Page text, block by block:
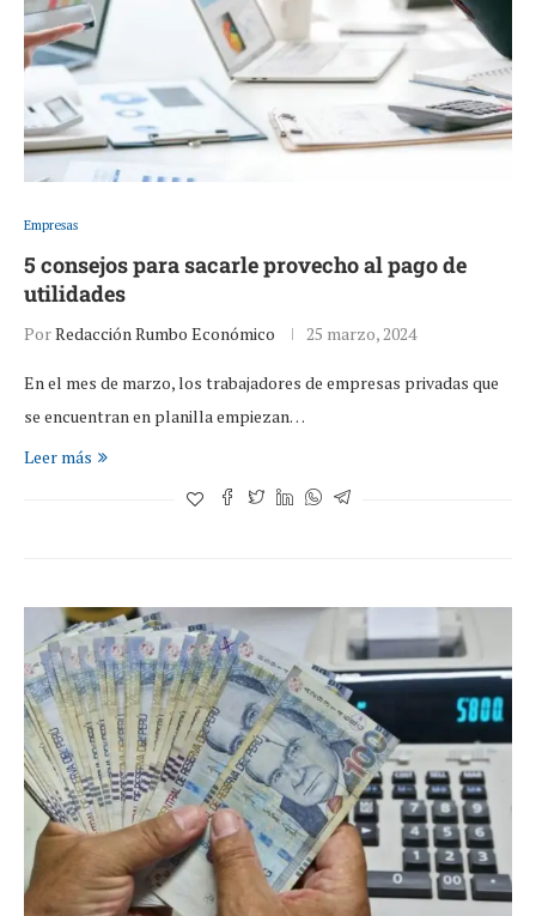
Empresas
5 consejos para sacarle provecho al pago de
utilidades
PorRedacción Rumbo Económico 25 marzo, 2024
En el mes de marzo, los trabajadores de empresas privadas que
se encuentran en planilla empiezan…
Leer más